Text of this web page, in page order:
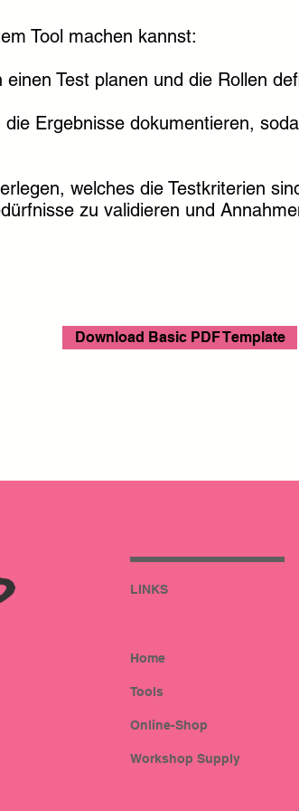
Tool machen kannst:
einen Test planen und die Rollen
die Ergebnisse dokumentieren,
welches die Testkriterien
zu validieren und
Download Basic PDF Template
LINKS
Home
Tools
Online-Shop
Workshop Supply